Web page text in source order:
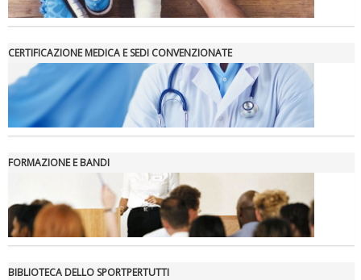
CERTIFICAZIONE MEDICA E SEDI CONVENZIONATE
FORMAZIONE E BANDI
BIBLIOTECA DELLO SPORTPERTUTTI